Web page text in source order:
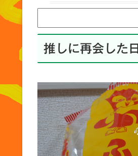
推しに再会した日